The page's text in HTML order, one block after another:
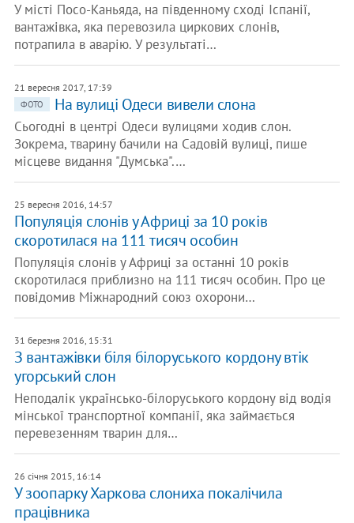
У місті Посо-Каньяда, на південному сході Іспанії,
вантажівка, яка перевозила циркових слонів,
потрапила в аварію. У результаті…
21 вересня 2017, 17:39
ФОТО На вулиці Одеси вивели слона
Сьогодні в центрі Одеси вулицями ходив слон.
Зокрема, тварину бачили на Садовій вулиці, пише
місцеве видання "Думська".…
25 вересня 2016, 14:57
Популяція слонів у Африці за 10 років
скоротилася на 111 тисяч особин
Популяція слонів у Африці за останні 10 років
скоротилася приблизно на 111 тисяч особин. Про це
повідомив Міжнародний союз охорони…
31 березня 2016, 15:31
З вантажівки біля білоруського кордону втік
угорський слон
Неподалік українсько-білоруського кордону від водія
мінської транспортної компанії, яка займається
перевезенням тварин для…
26 січня 2015, 16:14
У зоопарку Харкова слониха покалічила
працівника